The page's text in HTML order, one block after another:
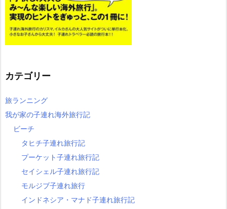
カテゴリー
旅ランニング
我が家の子連れ海外旅行記
ビーチ
タヒチ子連れ旅行記
プーケット子連れ旅行記
セイシェル子連れ旅行記
モルジブ子連れ旅行
インドネシア・マナド子連れ旅行記